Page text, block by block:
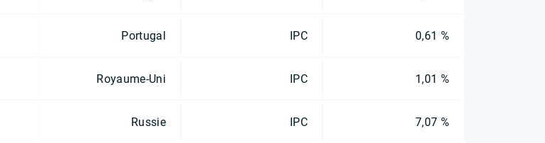
Portugal IPC 0,61 %
Royaume-Uni IPC 1,01 %
Russie IPC 7,07 %